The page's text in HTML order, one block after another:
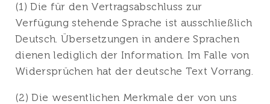
(1) Die für den Vertragsabschluss zur
Verfügung stehende Sprache ist ausschließlich
Deutsch. Übersetzungen in andere Sprachen
dienen lediglich der Information. Im Falle von
Widersprüchen hat der deutsche Text Vorrang.
(2) Die wesentlichen Merkmale der von uns